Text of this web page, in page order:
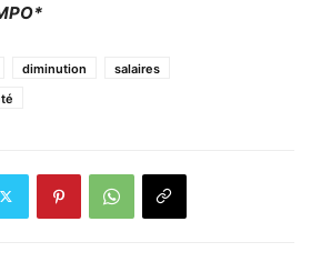
diminution
salaires